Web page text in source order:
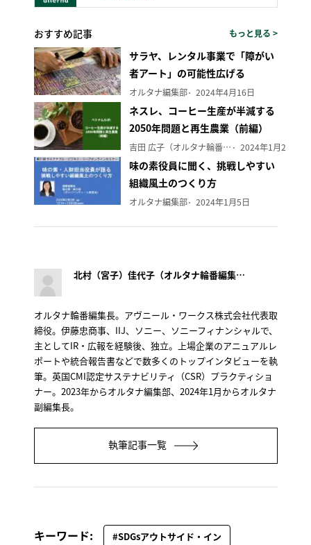
おすすめ記事 もっと見る >
サラヤ、レンタル事業で「障がい
者アート」の可能性広げる
オルタナ編集部 2024年4月16日
ネスレ、コーヒー生産が半減する
2050年問題と再生農業（前編）
吉田 広子（オルタナ輪番編集長） 2024年1月29日
味の素役員に聞く、挑戦しやすい
組織風土のつくり方
オルタナ編集部 2024年1月5日
北村（宮子）佳代子（オルタナ輪番編集長）
オルタナ輪番編集長。アヴニール・ワークス株式会社代表取
締役。伊藤忠商事、IIJ、ソニー、ソニーフィナンシャルで、
主としてIR・広報を経験後、独立。上場企業のアニュアルレ
ポートや統合報告書などで数多くのトップインタビューを執
筆。英国CMI認定サステナビリティ（CSR）プラクティショ
ナー。2023年からオルタナ編集部、2024年1月からオルタナ
副編集長。
執筆記事一覧
キーワード: #SDGsアウトサイド・イン